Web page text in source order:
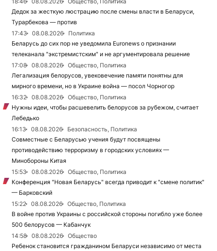
Дедок за жесткую люстрацию после смены власти в Беларуси,
Турарбекова — против
17:43
08.08.2026
Политика
Беларусь до сих пор не уведомила Euronews о признании
телеканала "экстремистским" и не аргументировала решение
17:08
08.08.2026
Общество, Политика
Легализация белорусов, увековечение памяти понятны для
мирного времени, но в Украине война — посол Чорногор
16:32
08.08.2026
Общество, Политика
Нужны идеи, чтобы расшевелить белорусов за рубежом, считает
Лебедько
16:13
08.08.2026
Безопасность, Политика
Совместные с Беларусью учения будут посвящены
противодействию терроризму в городских условиях —
Минобороны Китая
15:53
08.08.2026
Общество, Политика
Конференция "Новая Беларусь" всегда приводит к "смене политик"
— Барковский
15:22
08.08.2026
Общество, Политика
В войне против Украины с российской стороны погибло уже более
500 белорусов — Кабанчук
14:58
08.08.2026
Общество
Ребенок становится гражданином Беларуси независимо от места